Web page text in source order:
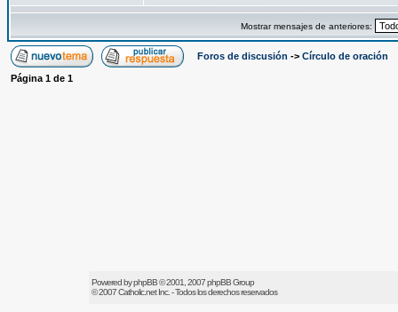
Mostrar mensajes de anteriores:
Foros de discusión -> Círculo de oración
Página 1 de 1
Powered byphpBB© 2001, 2007 phpBB Group
© 2007Catholic.netInc. - Todos los derechos reservados